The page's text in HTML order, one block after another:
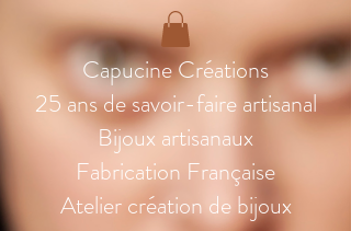
Capucine Créations
25 ans de savoir-faire artisanal
Bijoux artisanaux
Fabrication Française
Atelier création de bijoux